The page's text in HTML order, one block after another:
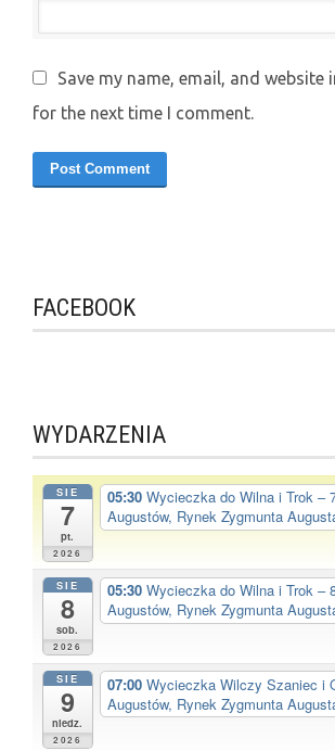
Save my name, email, and website
for the next time I comment.
FACEBOOK
WYDARZENIA
SIE
7
pt.
2026
05:30 Wycieczka do Wilna i Trok –
Augustów, Rynek Zygmunta
SIE
8
sob.
2026
05:30 Wycieczka do Wilna i Trok –
Augustów, Rynek Zygmunta
SIE
9
niedz.
2026
07:00 Wycieczka Wilczy Szaniec i
Augustów, Rynek Zygmunta